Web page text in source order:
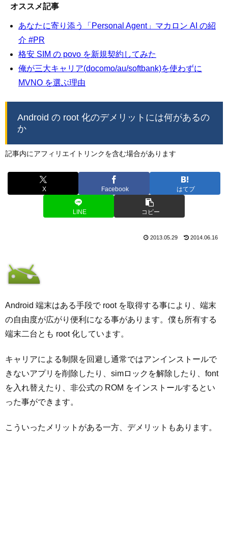
オススメ記事
あなたに寄り添う「Personal Agent」マカロン AI の紹
介 #PR
格安 SIM の povo を新規契約してみた
俺が三大キャリア(docomo/au/softbank)を使わずに
MVNO を選ぶ理由
Android の root 化のデメリットには何があるの
か
記事内にアフィリエイトリンクを含む場合があります
X Facebook はてブ
LINE コピー
2013.05.29 2014.06.16
Android 端末はある手段で root を取得する事により、端末
の自由度が広がり便利になる事があります。僕も所有する
端末二台とも root 化しています。
キャリアによる制限を回避し通常ではアンインストールで
きないアプリを削除したり、simロックを解除したり、font
を入れ替えたり、非公式の ROM をインストールするとい
った事ができます。
こういったメリットがある一方、デメリットもあります。